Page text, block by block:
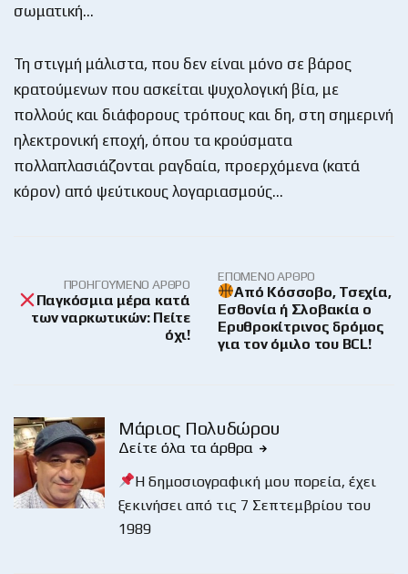
σωματική…
Τη στιγμή μάλιστα, που δεν είναι μόνο σε βάρος
κρατούμενων που ασκείται ψυχολογική βία, με
πολλούς και διάφορους τρόπους και δη, στη σημερινή
ηλεκτρονική εποχή, όπου τα κρούσματα
πολλαπλασιάζονται ραγδαία, προερχόμενα (κατά
κόρον) από ψεύτικους λογαριασμούς…
ΠΡΟΗΓΟΎΜΕΝΟ ΆΡΘΡΟ
Παγκόσμια μέρα κατά
των ναρκωτικών: Πείτε
όχι!
ΕΠΌΜΕΝΟ ΆΡΘΡΟ
Από Κόσσοβο, Τσεχία,
Εσθονία ή Σλοβακία ο
Ερυθροκίτρινος δρόμος
για τον όμιλο του BCL!
Μάριος Πολυδώρου
Δείτε όλα τα άρθρα
Η δημοσιογραφική μου πορεία, έχει
ξεκινήσει από τις 7 Σεπτεμβρίου του
1989